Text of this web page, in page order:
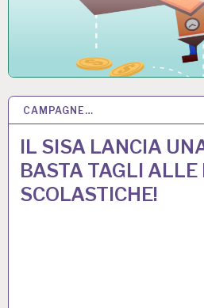
CAMPAGNE…
IL SISA LANCIA
BASTA TAGLI ALLE
SCOLASTICHE!
5 MAG 2025